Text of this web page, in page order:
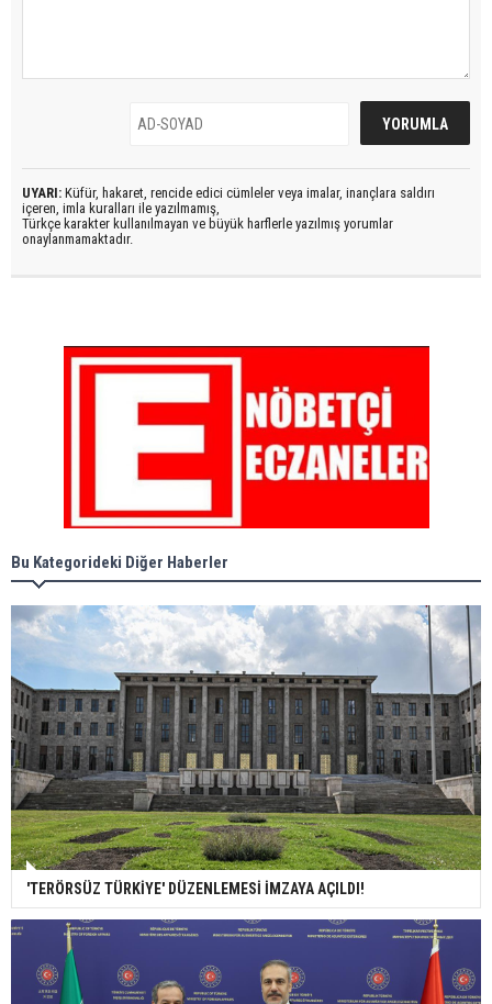
UYARI: Küfür, hakaret, rencide edici cümleler veya imalar, inançlara saldırı
içeren, imla kuralları ile yazılmamış,
Türkçe karakter kullanılmayan ve büyük harflerle yazılmış yorumlar
onaylanmamaktadır.
Bu Kategorideki Diğer Haberler
'TERÖRSÜZ TÜRKİYE' DÜZENLEMESİ İMZAYA AÇILDI!